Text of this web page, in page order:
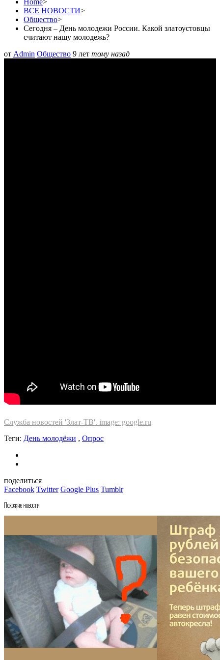
ВСЕ НОВОСТИ>
Общество>
Сегодня – День молодежи России. Какой златоустовцы
считают нашу молодежь?
от Admin Общество 9 лет тому назад
Служба новостей 'Злат-ТВ'. image: google.ru
Теги: День молодёжи , Опрос
поделиться
Facebook Twitter Google Plus Tumblr
Похожие новости